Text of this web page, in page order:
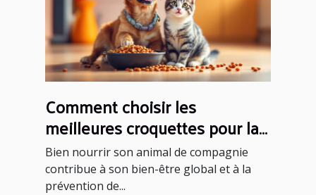
Comment choisir les
meilleures croquettes pour la
santé spécifique de votre
animal ?
Bien nourrir son animal de compagnie
contribue à son bien-être global et à la
prévention de...